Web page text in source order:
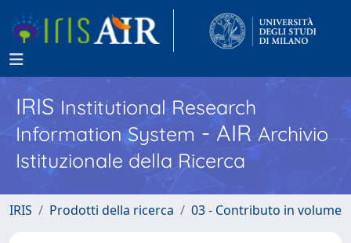
IRISInstitutional Research
Information System - AIR Archivio
Istituzionale della Ricerca
IRIS Prodotti della ricerca 03 - Contributo in volume